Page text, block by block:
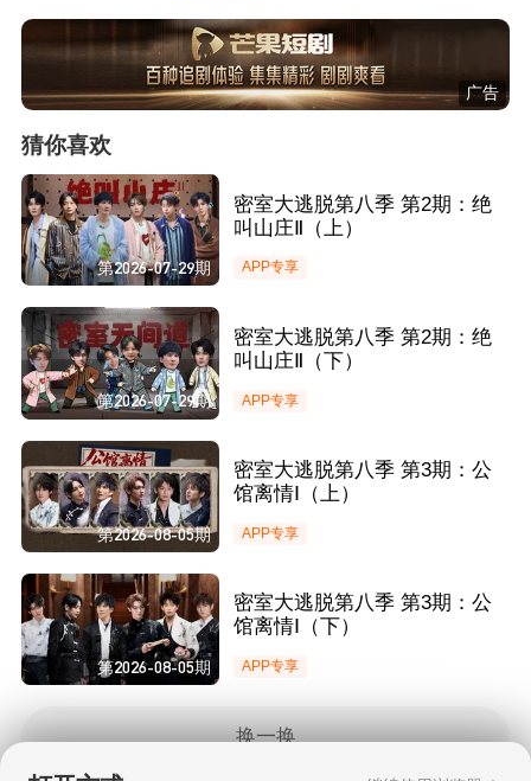
广告
猜你喜欢
第2026-07-29期
密室大逃脱第八季 第2期：绝
叫山庄Ⅱ（上）
APP专享
第2026-07-29期
密室大逃脱第八季 第2期：绝
叫山庄Ⅱ（下）
APP专享
第2026-08-05期
密室大逃脱第八季 第3期：公
馆离情Ⅰ（上）
APP专享
第2026-08-05期
密室大逃脱第八季 第3期：公
馆离情Ⅰ（下）
APP专享
换一换